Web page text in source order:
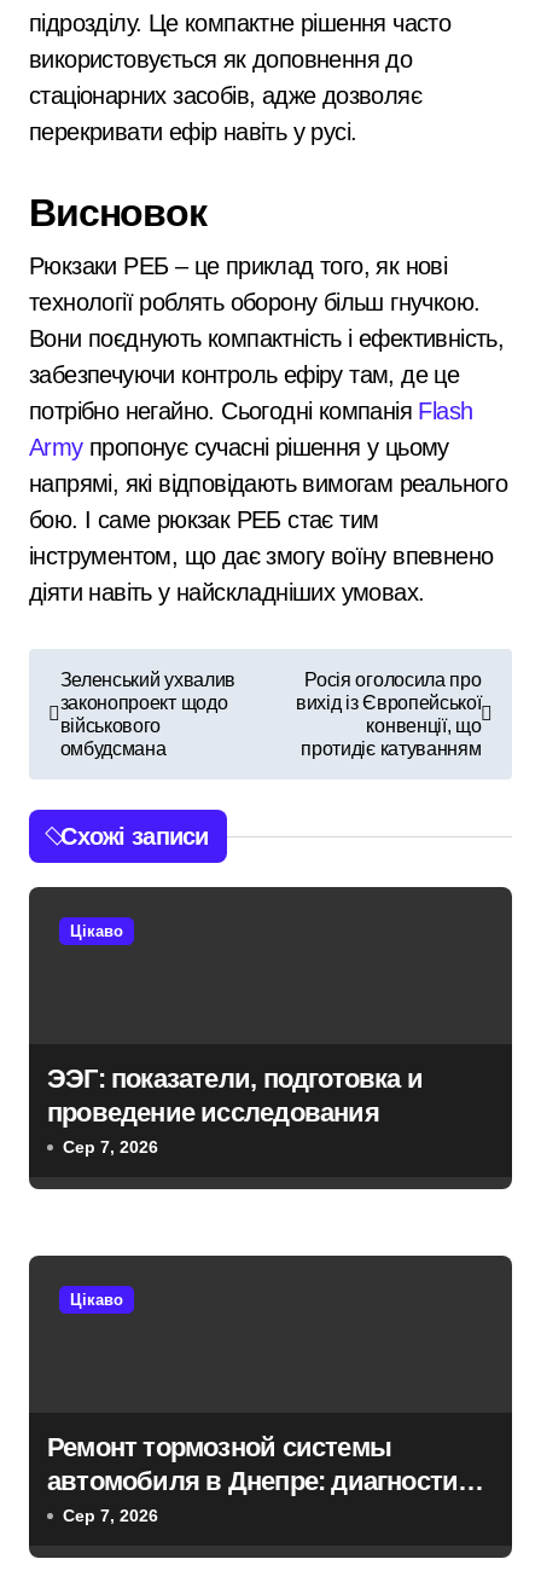
підрозділу. Це компактне рішення часто
використовується як доповнення до
стаціонарних засобів, адже дозволяє
перекривати ефір навіть у русі.
Висновок
Рюкзаки РЕБ – це приклад того, як нові
технології роблять оборону більш гнучкою.
Вони поєднують компактність і ефективність,
забезпечуючи контроль ефіру там, де це
потрібно негайно. Сьогодні компанія Flash
Armyпропонує сучасні рішення у цьому
напрямі, які відповідають вимогам реального
бою. І саме рюкзак РЕБ стає тим
інструментом, що дає змогу воїну впевнено
діяти навіть у найскладніших умовах.
в
і
г
я
и
Зеленський ухвалив
законопроект щодо
військового
омбудсмана
Росія оголосила про
вихід із Європейської
конвенції, що
протидіє катуванням
Схожі записи
Цікаво
ЭЭГ: показатели, подготовка и
проведение исследования
Сер 7, 2026
Цікаво
Ремонт тормозной системы
автомобиля в Днепре: диагностика,
обслуживание и замена деталей
Сер 7, 2026